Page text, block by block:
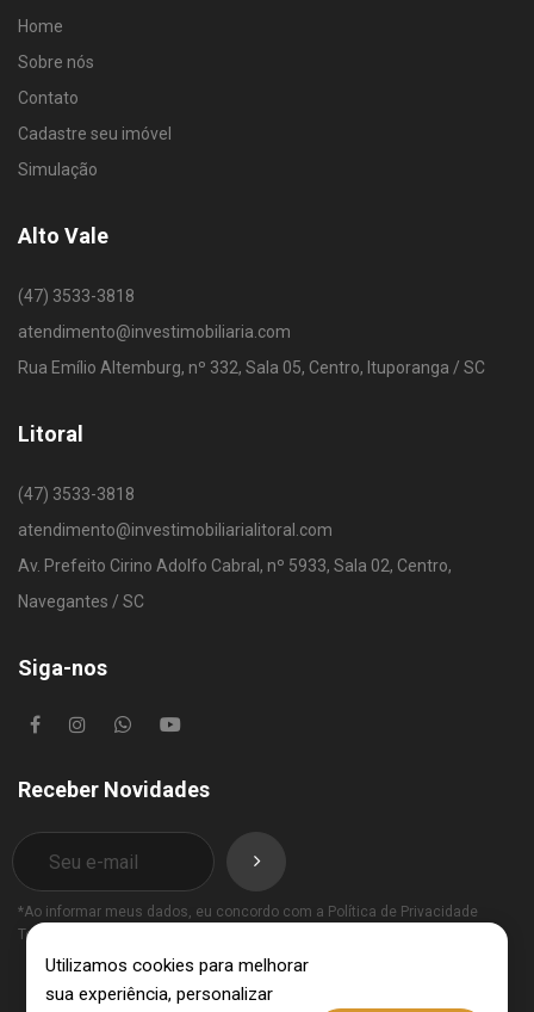
Home
Sobre nós
Contato
Cadastre seu imóvel
Simulação
Alto Vale
(47) 3533-3818
atendimento@investimobiliaria.com
Rua Emílio Altemburg, nº 332, Sala 05, Centro, Ituporanga / SC
Litoral
(47) 3533-3818
atendimento@investimobiliarialitoral.com
Av. Prefeito Cirino Adolfo Cabral, nº 5933, Sala 02, Centro,
Navegantes / SC
Siga-nos
Receber Novidades
*Ao informar meus dados, eu concordo com a Política de Privacidade
Termos de Uso
Utilizamos cookies para melhorar
sua experiência, personalizar